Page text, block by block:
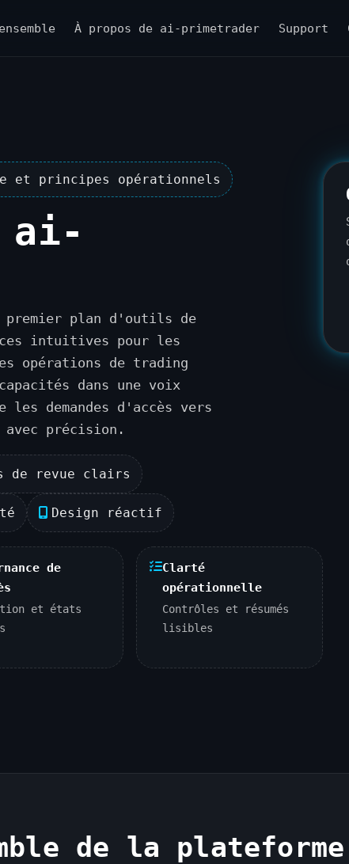
À propos de ai-primetrader Support
et principes opérationnels
ai-
plan d'outils de
intuitives pour les
opérations de trading
dans une voix
demandes d'accès vers
précision.
de revue clairs
Design réactif
de
et états
Clarté
opérationnelle
Contrôles et résumés
lisibles
de la plateforme